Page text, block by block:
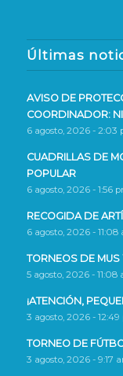
Últimas
AVISO DE
COORDINADOR:
6 agosto, 2026 - 2:03
CUADRILLAS DE
POPULAR
6 agosto, 2026 - 1:56
RECOGIDA DE
6 agosto, 2026 - 11:08
TORNEOS DE MUS
5 agosto, 2026 - 11:08
¡ATENCIÓN,
3 agosto, 2026 -
TORNEO DE
3 agosto, 2026 - 9:17